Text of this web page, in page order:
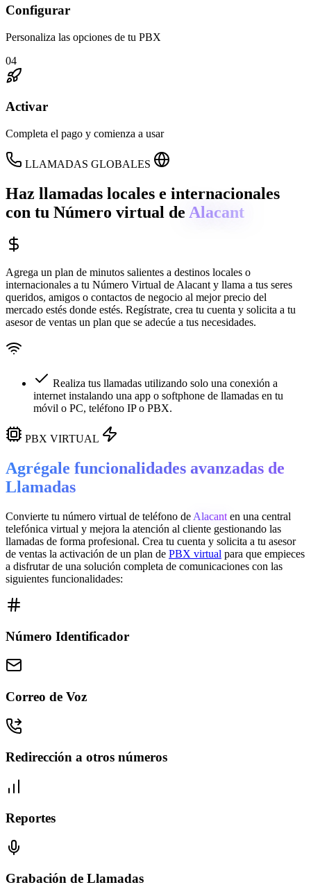
Configurar
Personaliza las opciones de tu PBX
04
Activar
Completa el pago y comienza a usar
LLAMADAS GLOBALES
Haz llamadas locales e internacionales
con tu Número virtual de Alacant
Agrega un plan de minutos salientes a destinos locales o
internacionales a tu Número Virtual de Alacant y llama a tus seres
queridos, amigos o contactos de negocio al mejor precio del
mercado estés donde estés. Regístrate, crea tu cuenta y solicita a tu
asesor de ventas un plan que se adecúe a tus necesidades.
Realiza tus llamadas utilizando solo una conexión a
internet instalando una app o softphone de llamadas en tu
móvil o PC, teléfono IP o PBX.
PBX VIRTUAL
Agrégale funcionalidades avanzadas de
Llamadas
Convierte tu número virtual de teléfono de Alacant en una central
telefónica virtual y mejora la atención al cliente gestionando las
llamadas de forma profesional. Crea tu cuenta y solicita a tu asesor
de ventas la activación de un plan de PBX virtual para que empieces
a disfrutar de una solución completa de comunicaciones con las
siguientes funcionalidades:
Número Identificador
Correo de Voz
Redirección a otros números
Reportes
Grabación de Llamadas